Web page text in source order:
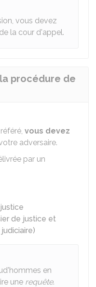
vous devez
la cour d'appel.
procédure de
vous devez
adversaire.
par un
de justice et
en
une requête.